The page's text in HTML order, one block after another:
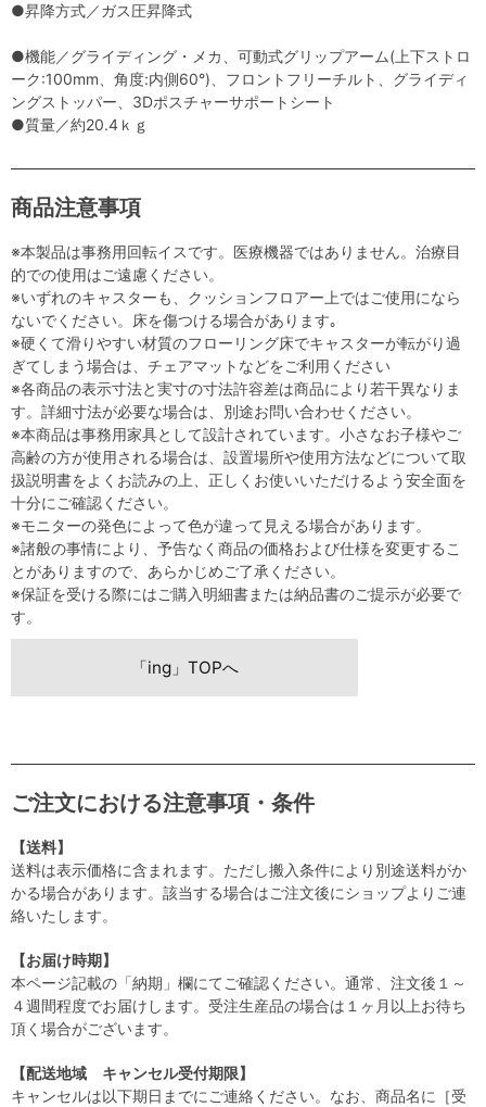
●昇降方式／ガス圧昇降式
●機能／グライディング・メカ、可動式グリップアーム(上下ストロ
ーク:100mm、角度:内側60°)、フロントフリーチルト、グライディ
ングストッパー、3Dポスチャーサポートシート
●質量／約20.4ｋｇ
商品注意事項
※本製品は事務用回転イスです。医療機器ではありません。治療目
的での使用はご遠慮ください。
※いずれのキャスターも、クッションフロアー上ではご使用になら
ないでください。床を傷つける場合があります｡
※硬くて滑りやすい材質のフローリング床でキャスターが転がり過
ぎてしまう場合は、チェアマットなどをご利用ください
※各商品の表示寸法と実寸の寸法許容差は商品により若干異なりま
す。詳細寸法が必要な場合は、別途お問い合わせください。
※本商品は事務用家具として設計されています。小さなお子様やご
高齢の方が使用される場合は、設置場所や使用方法などについて取
扱説明書をよくお読みの上、正しくお使いいただけるよう安全面を
十分にご確認ください。
※モニターの発色によって色が違って見える場合があります。
※諸般の事情により、予告なく商品の価格および仕様を変更するこ
とがありますので、あらかじめご了承ください。
※保証を受ける際にはご購入明細書または納品書のご提示が必要で
す。
「ing」TOPへ
ご注文における注意事項・条件
【送料】
送料は表示価格に含まれます。ただし搬入条件により別途送料がか
かる場合があります。該当する場合はご注文後にショップよりご連
絡いたします。
【お届け時期】
本ページ記載の「納期」欄にてご確認ください。通常、注文後１～
４週間程度でお届けします。受注生産品の場合は１ヶ月以上お待ち
頂く場合がございます。
【配送地域 キャンセル受付期限】
キャンセルは以下期日までにご連絡ください。なお、商品名に［受